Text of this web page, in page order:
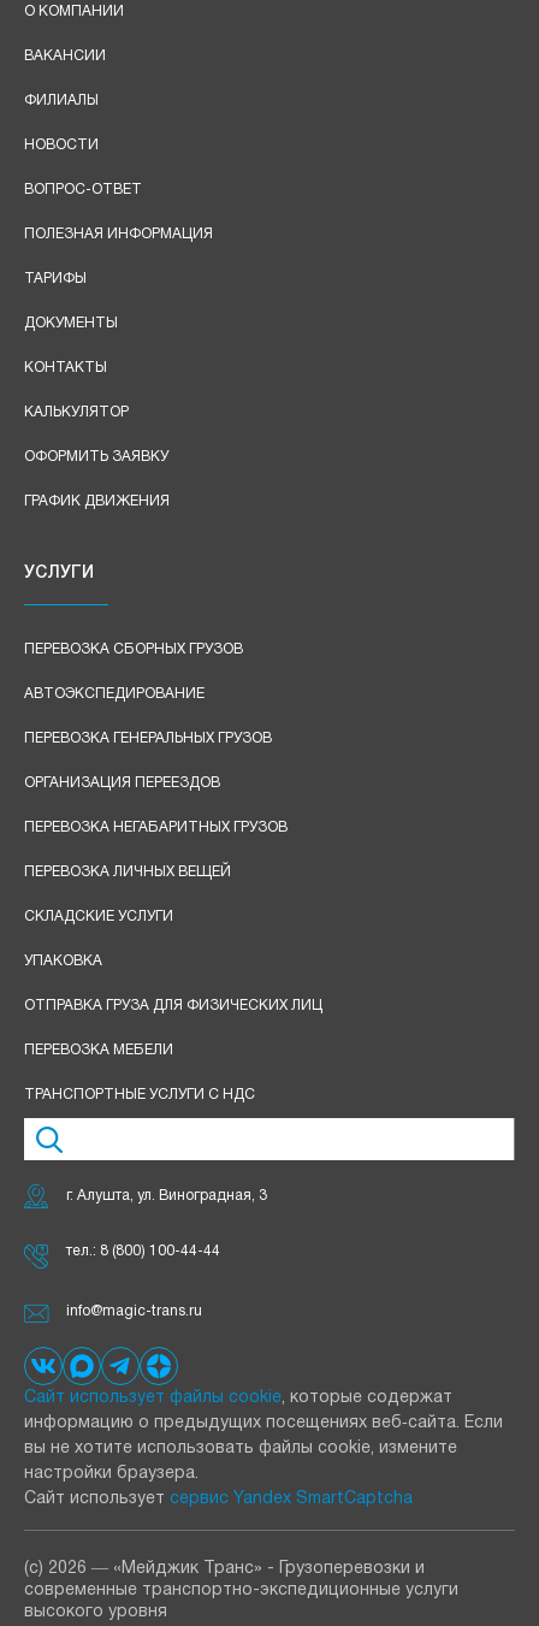
О КОМПАНИИ
ВАКАНСИИ
ФИЛИАЛЫ
НОВОСТИ
ВОПРОС-ОТВЕТ
ПОЛЕЗНАЯ ИНФОРМАЦИЯ
ТАРИФЫ
ДОКУМЕНТЫ
КОНТАКТЫ
КАЛЬКУЛЯТОР
ОФОРМИТЬ ЗАЯВКУ
ГРАФИК ДВИЖЕНИЯ
УСЛУГИ
ПЕРЕВОЗКА СБОРНЫХ ГРУЗОВ
АВТОЭКСПЕДИРОВАНИЕ
ПЕРЕВОЗКА ГЕНЕРАЛЬНЫХ ГРУЗОВ
ОРГАНИЗАЦИЯ ПЕРЕЕЗДОВ
ПЕРЕВОЗКА НЕГАБАРИТНЫХ ГРУЗОВ
ПЕРЕВОЗКА ЛИЧНЫХ ВЕЩЕЙ
СКЛАДСКИЕ УСЛУГИ
УПАКОВКА
ОТПРАВКА ГРУЗА ДЛЯ ФИЗИЧЕСКИХ ЛИЦ
ПЕРЕВОЗКА МЕБЕЛИ
ТРАНСПОРТНЫЕ УСЛУГИ С НДС
г. Алушта, ул. Виноградная, 3
тел.: 8 (800) 100-44-44
info@magic-trans.ru
Сайт использует файлы cookie, которые содержат
информацию о предыдущих посещениях веб‑сайта. Если
вы не хотите использовать файлы cookie, измените
настройки браузера.
Сайт использует сервис Yandex SmartCaptcha
(с) 2026 ― «Мейджик Транс» - Грузоперевозки и
современные транспортно-экспедиционные услуги
высокого уровня